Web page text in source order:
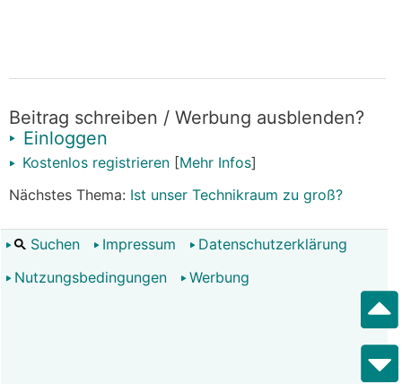
Beitrag schreiben / Werbung ausblenden?
Einloggen
Kostenlos registrieren [Mehr Infos]
Nächstes Thema: Ist unser Technikraum zu groß?
Suchen Impressum
Datenschutzerklärung
Nutzungsbedingungen
Werbung